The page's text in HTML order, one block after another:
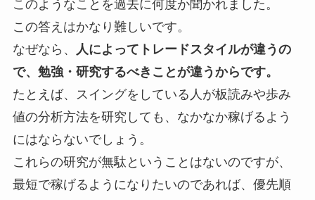
このようなことを過去に何度か聞かれました。
この答えはかなり難しいです。
なぜなら、
人によってトレードスタイルが違うの
で、勉強・研究するべきことが違うからです。
たとえば、スイングをしている人が板読みや歩み
値の分析方法を研究しても、なかなか稼げるよう
にはならないでしょう。
これらの研究が無駄ということはないのですが、
最短で稼げるようになりたいのであれば、優先順